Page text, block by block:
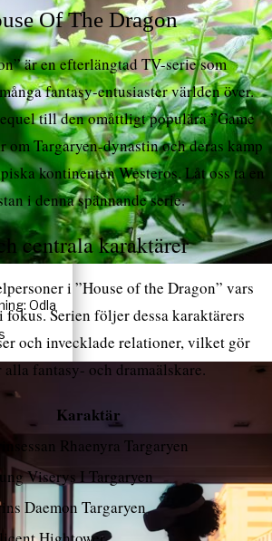
Odla
Of The Dragon
är en efterlängtad TV-serie som
fantasy-entusiaster världen över.
till den omåttligt populära ”Game
om Targaryen-dynastin och deras kamp
kontinenten Westeros. Låt oss ta en
i denna spännande serie.
centrala karaktärer
i ”House of the Dragon” vars
Serien följer dessa karaktärers
och invecklade relationer, vilket gör
fantasy- och dramaälskare.
Karaktär
Rhaenyra Targaryen
Viserys I Targaryen
Daemon Targaryen